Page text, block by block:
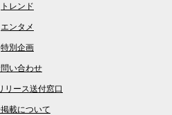
トレンド
エンタメ
特別企画
い合わせ
リース送付窓口
載について